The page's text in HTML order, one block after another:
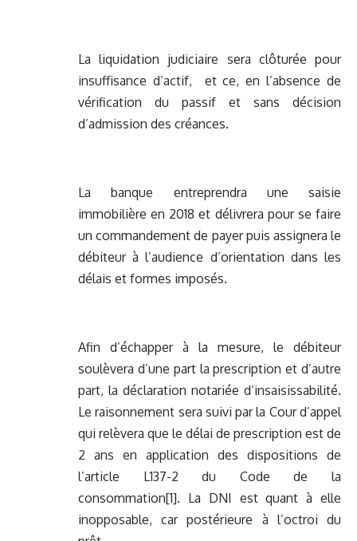
La liquidation judiciaire sera clôturée pour
insuffisance d’actif, et ce, en l’absence de
vérification du passif et sans décision
d’admission des créances.
La banque entreprendra une saisie
immobilière en 2018 et délivrera pour se faire
un commandement de payer puis assignera le
débiteur à l’audience d’orientation dans les
délais et formes imposés.
Afin d’échapper à la mesure, le débiteur
soulèvera d’une part la prescription et d’autre
part, la déclaration notariée d’insaisissabilité.
Le raisonnement sera suivi par la Cour d’appel
qui relèvera que le délai de prescription est de
2 ans en application des dispositions de
l’article L137-2 du Code de la
consommation[1]. La DNI est quant à elle
inopposable, car postérieure à l’octroi du